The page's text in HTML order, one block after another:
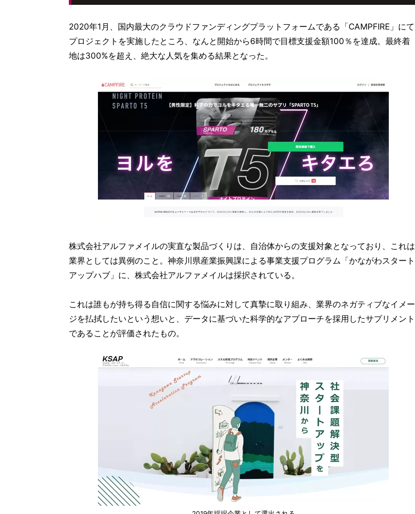
2020年1月、国内最大のクラウドファンディングプラットフォームである「CAMPFIRE」にて
プロジェクトを実施したところ、なんと開始から6時間で目標支援金額100％を達成。最終着
地は300%を超え、絶大な人気を集める結果となった。
株式会社アルファメイルの実直な製品づくりは、自治体からの支援対象となっており、これは
業界としては異例のこと。神奈川県産業振興課による事業支援プログラム「かながわスタート
アップハブ」に、株式会社アルファメイルは採択されている。
これは誰もが持ち得る自信に関する悩みに対して真摯に取り組み、業界のネガティブなイメー
ジを払拭したいという想いと、データに基づいた科学的なアプローチを採用したサプリメント
であることが評価されたもの。